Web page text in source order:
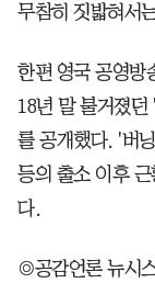
무참히 짓밟혀서
한편 영국 공영방
18년 말 불거졌던
를 공개했다. '버
등의 출소 이후
다.
◎공감언론 뉴시